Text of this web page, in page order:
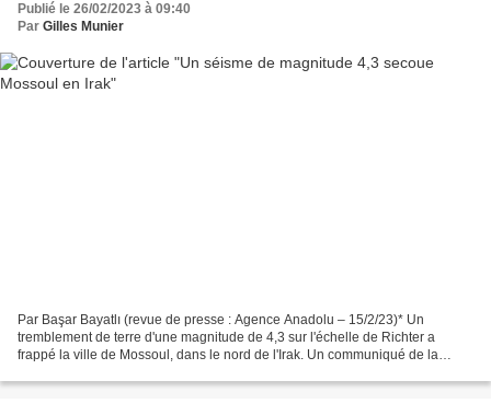
Publié le 26/02/2023 à 09:40
Par Gilles Munier
Par Başar Bayatlı (revue de presse : Agence Anadolu – 15/2/23)* Un
tremblement de terre d'une magnitude de 4,3 sur l'échelle de Richter a
frappé la ville de Mossoul, dans le nord de l'Irak. Un communiqué de la